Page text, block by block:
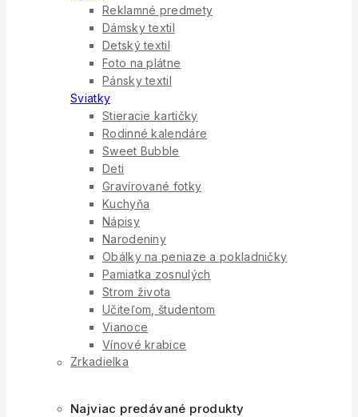
Reklamné predmety
Dámsky textil
Detský textil
Foto na plátne
Pánsky textil
Sviatky
Stieracie kartičky
Rodinné kalendáre
Sweet Bubble
Deti
Gravírované fotky
Kuchyňa
Nápisy
Narodeniny
Obálky na peniaze a pokladničky
Pamiatka zosnulých
Strom života
Učiteľom, študentom
Vianoce
Vínové krabice
Zrkadielka
Najviac predávané produkty